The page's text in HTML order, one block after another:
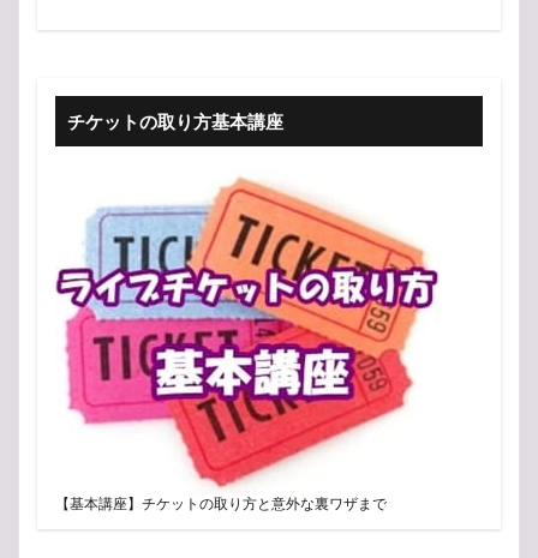
チケットの取り方基本講座
【基本講座】チケットの取り方と意外な裏ワザまで